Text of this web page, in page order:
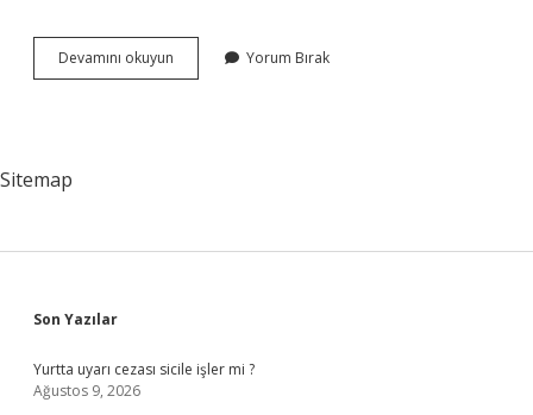
Devamını okuyun Kondisyon
Nedir
Yorum Bırak
Sitemap
Sidebar
Son Yazılar
Yurtta uyarı cezası sicile işler mi ?
Ağustos 9, 2026